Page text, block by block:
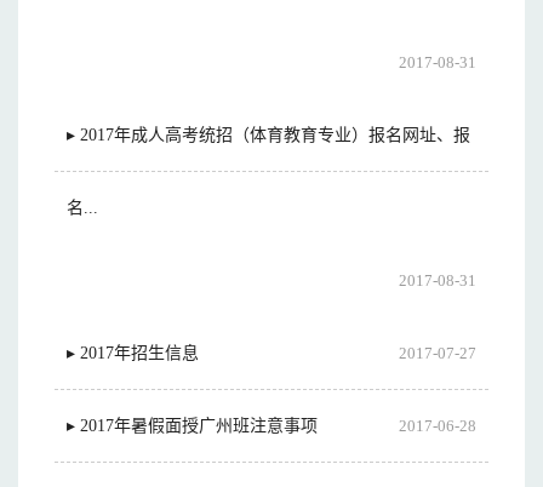
2017-08-31
▸ 2017年成人高考统招（体育教育专业）报名网址、报
名...
2017-08-31
▸ 2017年招生信息 2017-07-27
▸ 2017年暑假面授广州班注意事项 2017-06-28